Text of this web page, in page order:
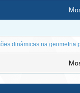
dinâmicas na geometria